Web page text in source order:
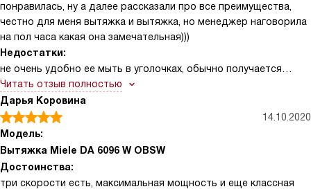
понравилась, ну а далее рассказали про все преимущества,
честно для меня вытяжка и вытяжка, но менеджер наговорила
на пол часа какая она замечательная)))
Недостатки:
не очень удобно ее мыть в уголочках, обычно получается
только с помощью ватной палочки, все равно какие-то
частички туда набиваются
Читать отзыв полностью
Дарья Коровина
14.10.2020
Модель:
Вытяжка Miele DA 6096 W OBSW
Достоинства:
три скорости есть, максимальная мощность и еще классная